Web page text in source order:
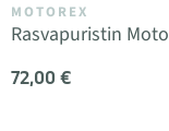
MOTOREX
Rasvapuristin
72,00 €